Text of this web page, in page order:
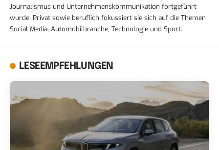
Journalismus und Unternehmenskommunikation fortgeführt
wurde. Privat sowie beruflich fokussiert sie sich auf die Themen
Social Media, Automobilbranche, Technologie und Sport.
LESEEMPFEHLUNGEN